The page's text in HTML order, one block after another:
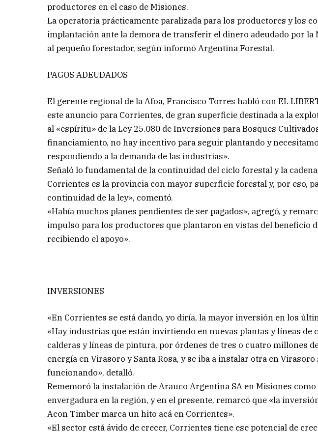
productores en el caso de Misiones.
La operatoria prácticamente paralizada para los productores y los
implantación ante la demora de transferir el dinero adeudado por la
al pequeño forestador, según informó Argentina Forestal.
PAGOS ADEUDADOS
El gerente regional de la Afoa, Francisco Torres habló con EL
este anuncio para Corrientes, de gran superficie destinada a la
al «espíritu» de la Ley 25.080 de Inversiones para Bosques
financiamiento, no hay incentivo para seguir plantando y
respondiendo a la demanda de las industrias».
Señaló lo fundamental de la continuidad del ciclo forestal y la
Corrientes es la provincia con mayor superficie forestal y, por eso,
continuidad de la ley», comentó.
«Había muchos planes pendientes de ser pagados», agregó, y
impulso para los productores que plantaron en vistas del beneficio
recibiendo el apoyo».
INVERSIONES
«En Corrientes se está dando, yo diría, la mayor inversión en los
«Hay industrias que están invirtiendo en nuevas plantas y líneas de
calderas y líneas de pintura, por órdenes de tres o cuatro millones
energía en Virasoro y Santa Rosa, y se iba a instalar otra en
funcionando», detalló.
Rememoró la instalación de Arauco Argentina SA en Misiones
envergadura en la región, y en el presente, remarcó que «la
Acon Timber marca un hito acá en Corrientes».
«El sector está ávido de crecer, Corrientes tiene ese potencial de